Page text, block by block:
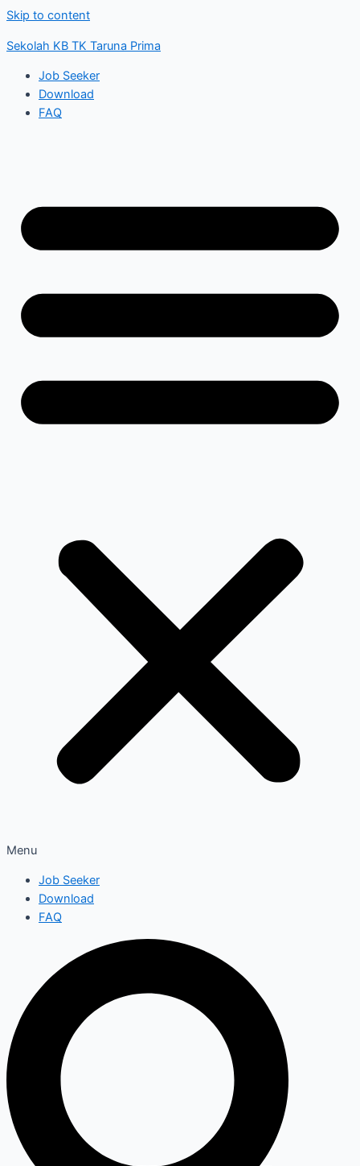
Skip to content
Sekolah KB TK Taruna Prima
Job Seeker
Download
FAQ
Menu
Job Seeker
Download
FAQ